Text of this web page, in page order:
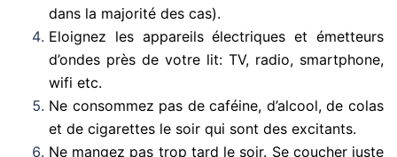
dans la majorité des cas).
Eloignez les appareils électriques et émetteurs
d’ondes près de votre lit: TV, radio, smartphone,
wifi etc.
Ne consommez pas de caféine, d’alcool, de colas
et de cigarettes le soir qui sont des excitants.
Ne mangez pas trop tard le soir. Se coucher juste